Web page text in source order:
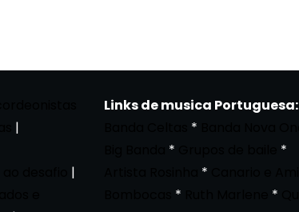
|
|
Links de musica Portuguesa:
*
*
*
*
* *